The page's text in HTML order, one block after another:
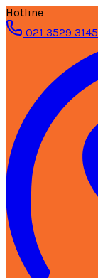
Hotline
021 3529 3145